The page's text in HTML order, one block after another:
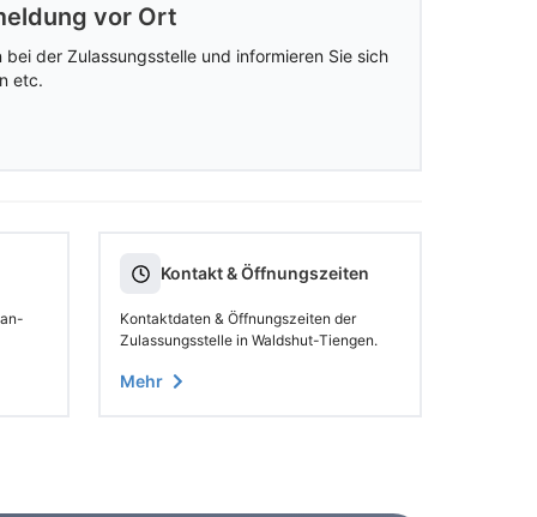
vor Ort
bei der Zulassungsstelle und informieren Sie sich
etc.
Kontakt & Öffnungszeiten
Kontaktdaten & Öffnungszeiten der
Zulassungsstelle in Waldshut-Tiengen.
Mehr